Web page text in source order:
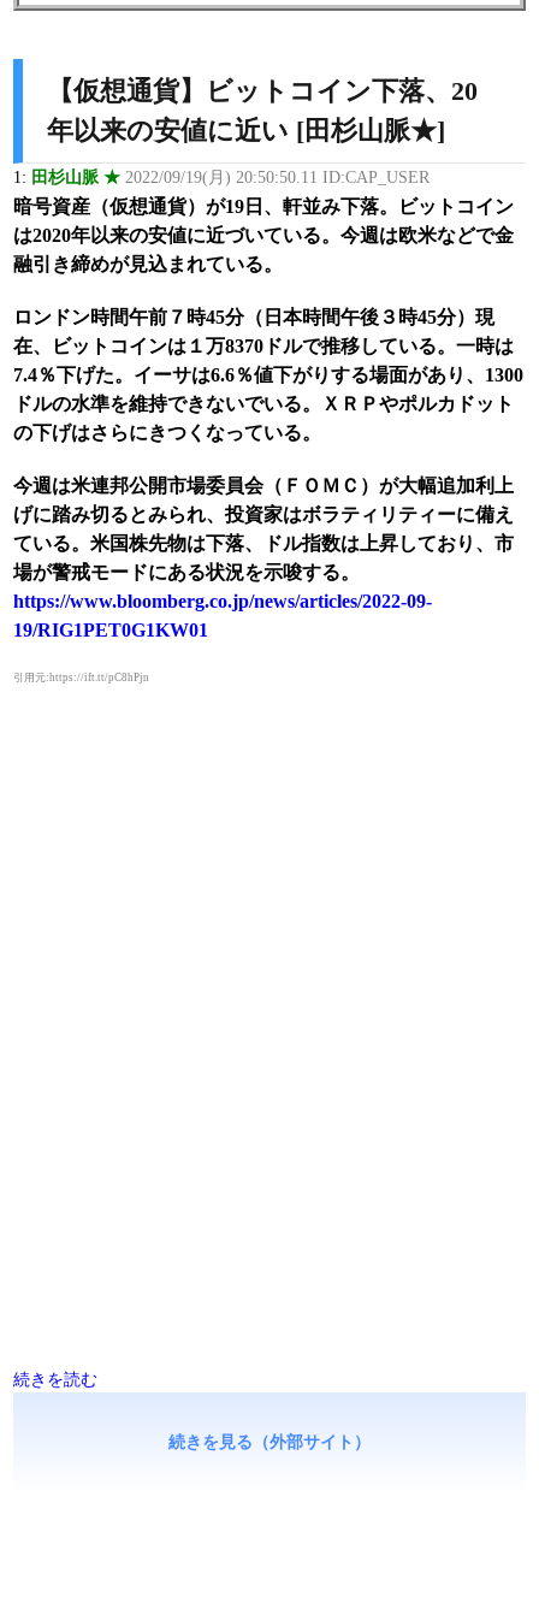
【仮想通貨】ビットコイン下落、20
年以来の安値に近い [田杉山脈★]
1: 田杉山脈 ★ 2022/09/19(月) 20:50:50.11 ID:CAP_USER
暗号資産（仮想通貨）が19日、軒並み下落。ビットコイン
は2020年以来の安値に近づいている。今週は欧米などで金
融引き締めが見込まれている。
ロンドン時間午前７時45分（日本時間午後３時45分）現
在、ビットコインは１万8370ドルで推移している。一時は
7.4％下げた。イーサは6.6％値下がりする場面があり、1300
ドルの水準を維持できないでいる。ＸＲＰやポルカドット
の下げはさらにきつくなっている。
今週は米連邦公開市場委員会（ＦＯＭＣ）が大幅追加利上
げに踏み切るとみられ、投資家はボラティリティーに備え
ている。米国株先物は下落、ドル指数は上昇しており、市
場が警戒モードにある状況を示唆する。
https://www.bloomberg.co.jp/news/articles/2022-09-
19/RIG1PET0G1KW01
引用元:https://ift.tt/pC8hPjn
続きを読む
続きを見る（外部サイト）